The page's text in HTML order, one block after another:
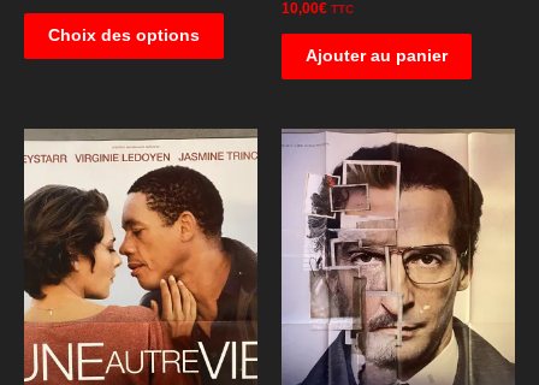
Choix des options
10,00€ TTC
Ajouter au panier